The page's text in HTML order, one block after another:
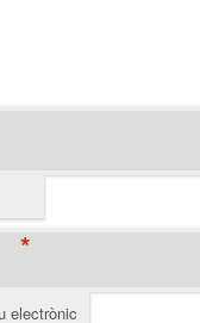
*
electrònic